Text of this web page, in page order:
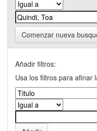
Comenzar nueva
Añadir filtros:
Usa los filtros para afinar